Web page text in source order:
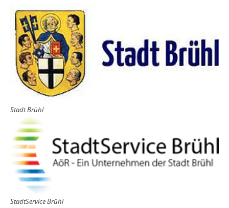
Stadt Brühl
StadtService Brühl